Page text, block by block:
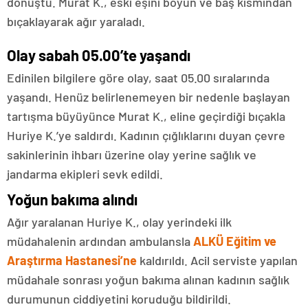
bıçaklayarak ağır yaraladı.
Olay sabah 05.00’te yaşandı
Edinilen bilgilere göre olay, saat 05.00 sıralarında
yaşandı. Henüz belirlenemeyen bir nedenle başlayan
tartışma büyüyünce Murat K., eline geçirdiği bıçakla
Huriye K.’ye saldırdı. Kadının çığlıklarını duyan çevre
sakinlerinin ihbarı üzerine olay yerine sağlık ve
jandarma ekipleri sevk edildi.
Yoğun bakıma alındı
Ağır yaralanan Huriye K., olay yerindeki ilk
müdahalenin ardından ambulanslaALKÜ Eğitim ve
Araştırma Hastanesi’ne kaldırıldı. Acil serviste yapılan
müdahale sonrası yoğun bakıma alınan kadının sağlık
durumunun ciddiyetini koruduğu bildirildi.